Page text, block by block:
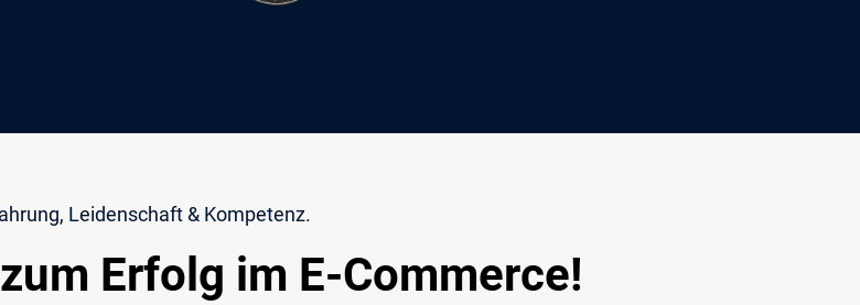
Leidenschaft & Kompetenz.
Erfolg im E-Commerce!